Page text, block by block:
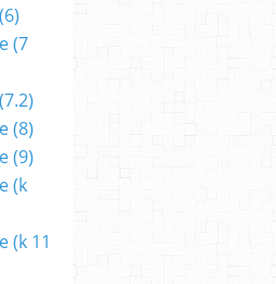
(7
(8)
(9)
(k
(k 11